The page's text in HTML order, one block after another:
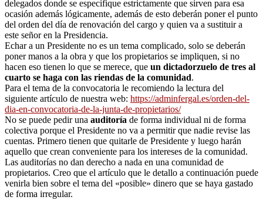
delegados donde se especifique estrictamente que sirven para esa
ocasión además lógicamente, además de esto deberán poner el punto
del orden del día de renovación del cargo y quien va a sustituir a
este señor en la Presidencia.
Echar a un Presidente no es un tema complicado, solo se deberán
poner manos a la obra y que los propietarios se impliquen, si no
hacen eso tienen lo que se merece, que un dictadorzuelo de tres al
cuarto se haga con las riendas de la comunidad.
Para el tema de la convocatoria le recomiendo la lectura del
siguiente artículo de nuestra web: https://adminfergal.es/orden-del-
dia-en-convocatoria-de-la-junta-de-propietarios/
No se puede pedir una auditoría de forma individual ni de forma
colectiva porque el Presidente no va a permitir que nadie revise las
cuentas. Primero tienen que quitarle de Presidente y luego harán
aquello que crean conveniente para los intereses de la comunidad.
Las auditorías no dan derecho a nada en una comunidad de
propietarios. Creo que el artículo que le detallo a continuación puede
venirla bien sobre el tema del «posible» dinero que se haya gastado
de forma irregular.